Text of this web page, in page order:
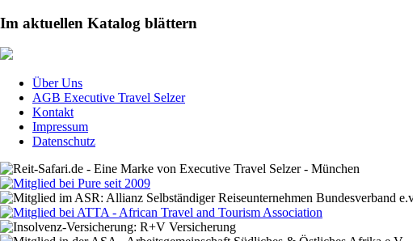
Im aktuellen Katalog blättern
Über Uns
AGB Executive Travel Selzer
Kontakt
Impressum
Datenschutz